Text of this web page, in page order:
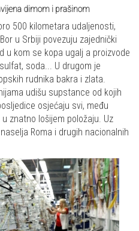
dimom i prašinom
500 kilometara udaljenosti,
u Srbiji povezuju zajednički
u kom se kopa ugalj a proizvode
soda... U drugom je
rudnika bakra i zlata.
udišu supstance od kojih
osjećaju svi, među
znatno lošijem položaju. Uz
Roma i drugih nacionalnih